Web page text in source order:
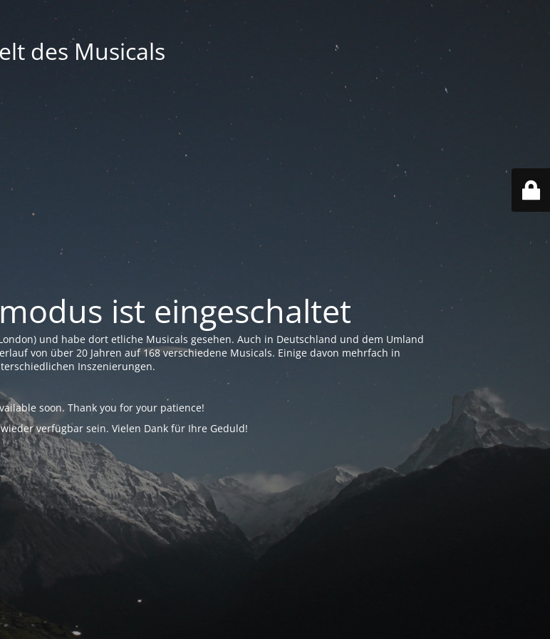
des Musicals
ist eingeschaltet
und habe dort etliche Musicals gesehen. Auch in Deutschland und dem Umland
von über 20 Jahren auf 168 verschiedene Musicals. Einige davon mehrfach in
Inszenierungen.
soon. Thank you for your patience!
verfügbar sein. Vielen Dank für Ihre Geduld!